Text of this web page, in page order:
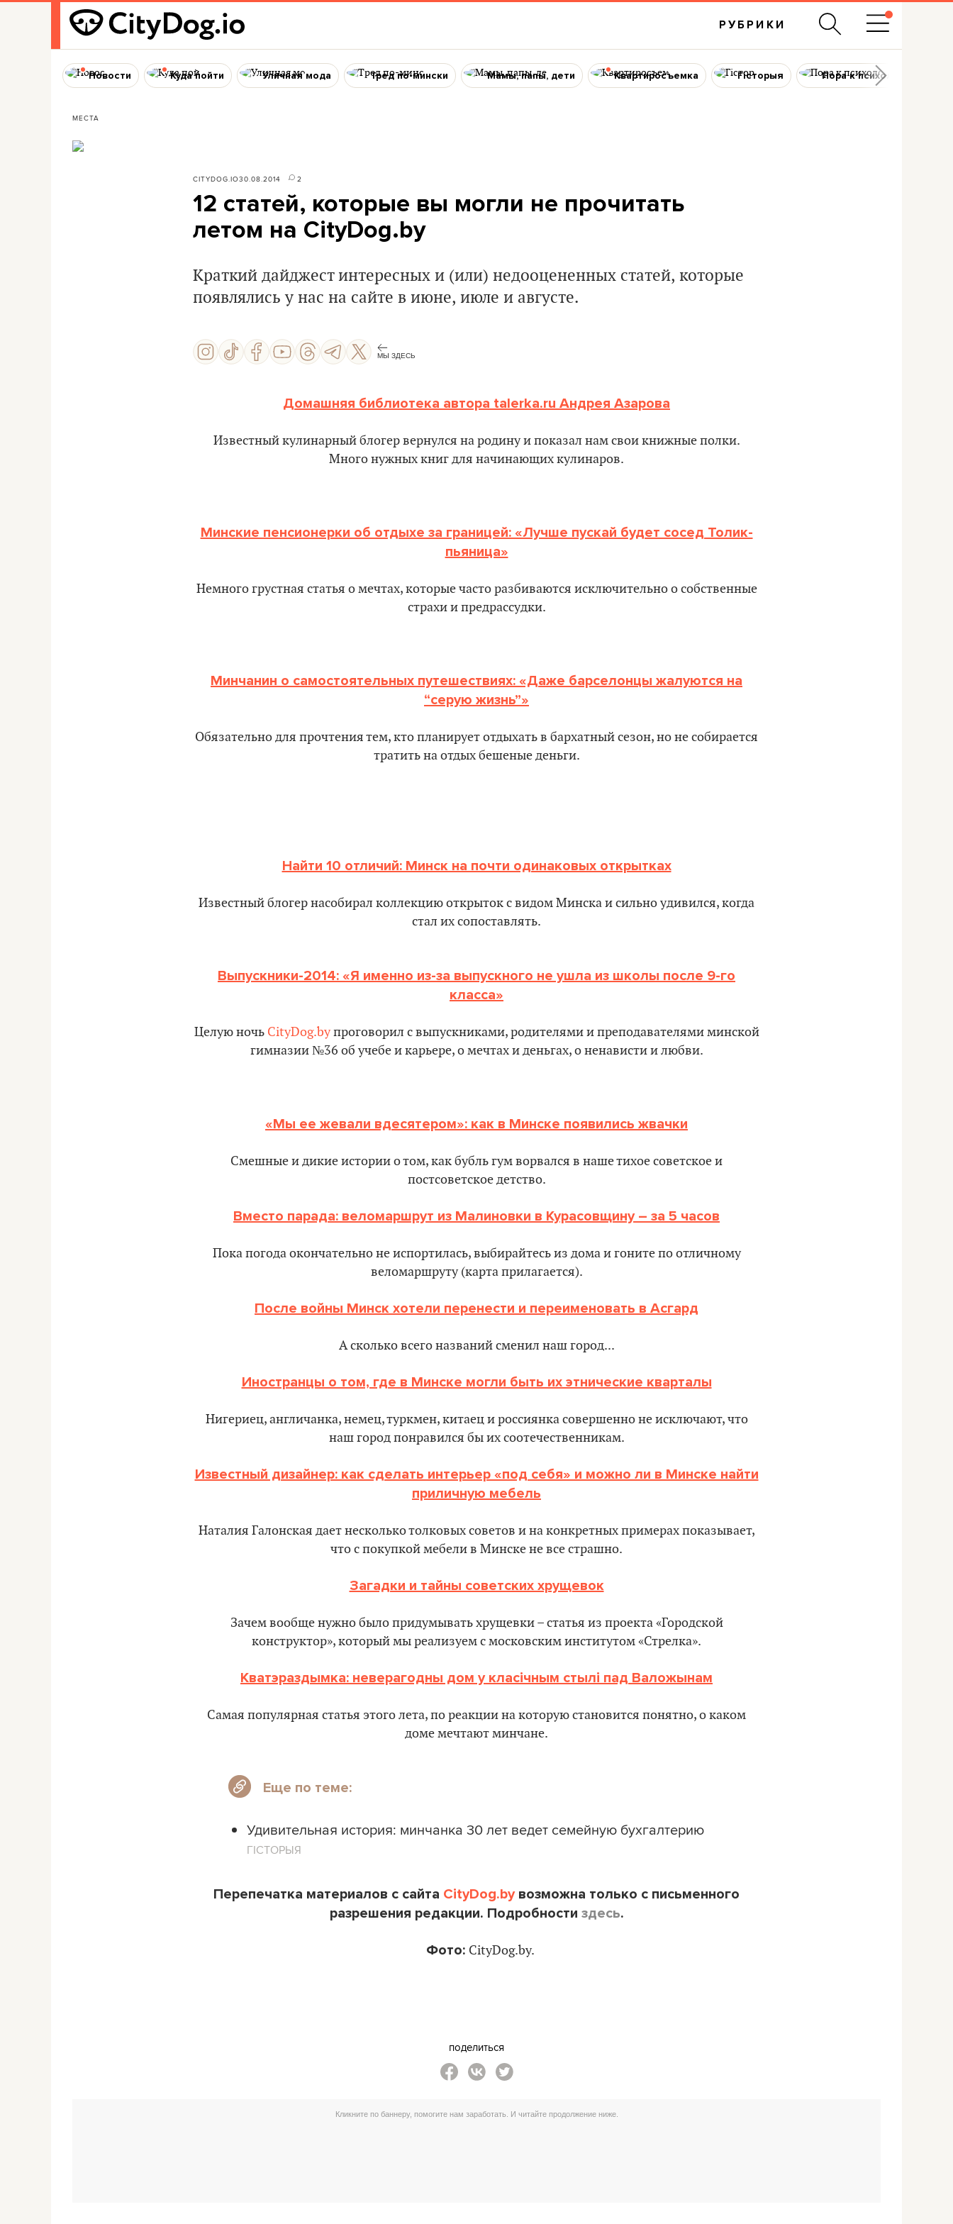
РУБРИКИ
Новости Куда пойти Уличная мода Тред по-мински Мамы, папы, дети Квартиросъемка Гісторыя Пора к психологу
МЕСТА
CITYDOG.IO30.08.2014 2
12 статей, которые вы могли не прочитать
летом на CityDog.by
Краткий дайджест интересных и (или) недооцененных статей, которые
появлялись у нас на сайте в июне, июле и августе.
МЫ ЗДЕСЬ
Домашняя библиотека автора talerka.ru Андрея Азарова
Известный кулинарный блогер вернулся на родину и показал нам свои книжные полки.
Много нужных книг для начинающих кулинаров.
Минские пенсионерки об отдыхе за границей: «Лучше пускай будет сосед Толик-
пьяница»
Немного грустная статья о мечтах, которые часто разбиваются исключительно о собственные
страхи и предрассудки.
Минчанин о самостоятельных путешествиях: «Даже барселонцы жалуются на
“серую жизнь”»
Обязательно для прочтения тем, кто планирует отдыхать в бархатный сезон, но не собирается
тратить на отдых бешеные деньги.
Найти 10 отличий: Минск на почти одинаковых открытках
Известный блогер насобирал коллекцию открыток с видом Минска и сильно удивился, когда
стал их сопоставлять.
Выпускники-2014: «Я именно из-за выпускного не ушла из школы после 9-го
класса»
Целую ночь CityDog.byпроговорил с выпускниками, родителями и преподавателями минской
гимназии №36 об учебе и карьере, о мечтах и деньгах, о ненависти и любви.
«Мы ее жевали вдесятером»: как в Минске появились жвачки
Смешные и дикие истории о том, как бубль гум ворвался в наше тихое советское и
постсоветское детство.
Вместо парада: веломаршрут из Малиновки в Курасовщину – за 5 часов
Пока погода окончательно не испортилась, выбирайтесь из дома и гоните по отличному
веломаршруту (карта прилагается).
После войны Минск хотели перенести и переименовать в Асгард
А сколько всего названий сменил наш город...
Иностранцы о том, где в Минске могли быть их этнические кварталы
Нигериец, англичанка, немец, туркмен, китаец и россиянка совершенно не исключают, что
наш город понравился бы их соотечественникам.
Известный дизайнер: как сделать интерьер «под себя» и можно ли в Минске найти
приличную мебель
Наталия Галонская дает несколько толковых советов и на конкретных примерах показывает,
что с покупкой мебели в Минске не все страшно.
Загадки и тайны советских хрущевок
Зачем вообще нужно было придумывать хрущевки – статья из проекта «Городской
конструктор», который мы реализуем с московским институтом «Стрелка».
Кватэраздымка: неверагодны дом у класічным стылі пад Валожынам
Самая популярная статья этого лета, по реакции на которую становится понятно, о каком
доме мечтают минчане.
Еще по теме:
Удивительная история: минчанка 30 лет ведет семейную бухгалтерию
ГІСТОРЫЯ
Перепечатка материалов с сайта CityDog.byвозможна только с письменного
разрешения редакции. Подробности здесь.
Фото: CityDog.by.
поделиться